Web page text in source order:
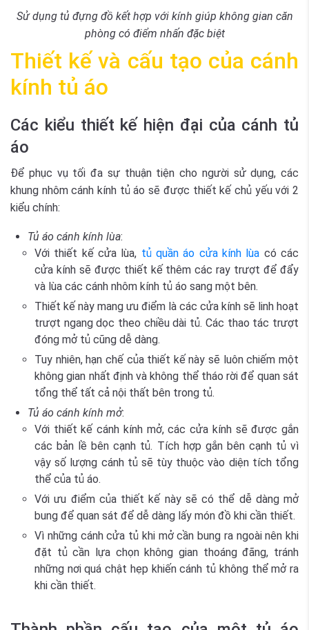
Sử dụng tủ đựng đồ kết hợp với kính giúp không gian căn
phòng có điểm nhấn đặc biệt
Thiết kế và cấu tạo của cánh
kính tủ áo
Các kiểu thiết kế hiện đại của cánh tủ
áo
Để phục vụ tối đa sự thuận tiện cho người sử dụng, các
khung nhôm cánh kính tủ áo sẽ được thiết kế chủ yếu với 2
kiểu chính:
Tủ áo cánh kính lùa:
Với thiết kế cửa lùa, tủ quần áo cửa kính lùa có các
cửa kính sẽ được thiết kế thêm các ray trượt để đẩy
và lùa các cánh nhôm kính tủ áo sang một bên.
Thiết kế này mang ưu điểm là các cửa kính sẽ linh hoạt
trượt ngang dọc theo chiều dài tủ. Các thao tác trượt
đóng mở tủ cũng dễ dàng.
Tuy nhiên, hạn chế của thiết kế này sẽ luôn chiếm một
không gian nhất định và không thể tháo rời để quan sát
tổng thể tất cả nội thất bên trong tủ.
Tủ áo cánh kính mở:
Với thiết kế cánh kính mở, các cửa kính sẽ được gắn
các bản lề bên cạnh tủ. Tích hợp gắn bên cạnh tủ vì
vậy số lượng cánh tủ sẽ tùy thuộc vào diện tích tổng
thể của tủ áo.
Với ưu điểm của thiết kế này sẽ có thể dễ dàng mở
bung để quan sát để dễ dàng lấy món đồ khi cần thiết.
Vì những cánh cửa tủ khi mở cần bung ra ngoài nên khi
đặt tủ cần lựa chọn không gian thoáng đãng, tránh
những nơi quá chật hẹp khiến cánh tủ không thể mở ra
khi cần thiết.